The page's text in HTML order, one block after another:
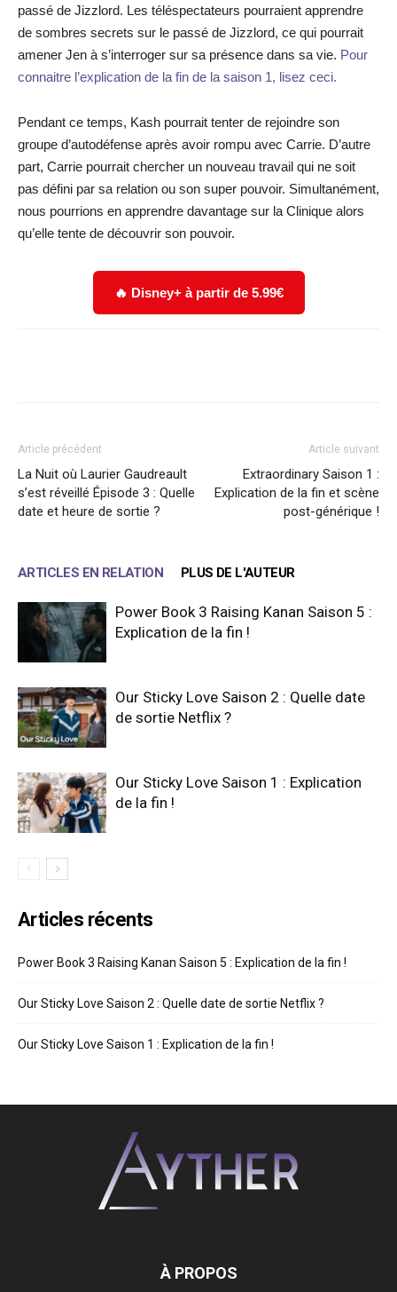
passé de Jizzlord. Les téléspectateurs pourraient apprendre
de sombres secrets sur le passé de Jizzlord, ce qui pourrait
amener Jen à s’interroger sur sa présence dans sa vie. Pour
connaitre l’explication de la fin de la saison 1, lisez ceci.
Pendant ce temps, Kash pourrait tenter de rejoindre son
groupe d’autodéfense après avoir rompu avec Carrie. D’autre
part, Carrie pourrait chercher un nouveau travail qui ne soit
pas défini par sa relation ou son super pouvoir. Simultanément,
nous pourrions en apprendre davantage sur la Clinique alors
qu’elle tente de découvrir son pouvoir.
🔥 Disney+ à partir de 5.99€
Article précédent
La Nuit où Laurier Gaudreault
s’est réveillé Épisode 3 : Quelle
date et heure de sortie ?
Article suivant
Extraordinary Saison 1 :
Explication de la fin et scène
post-générique !
ARTICLES EN RELATION PLUS DE L'AUTEUR
Power Book 3 Raising Kanan Saison 5 :
Explication de la fin !
Our Sticky Love Saison 2 : Quelle date
de sortie Netflix ?
Our Sticky Love Saison 1 : Explication
de la fin !
Articles récents
Power Book 3 Raising Kanan Saison 5 : Explication de la fin !
Our Sticky Love Saison 2 : Quelle date de sortie Netflix ?
Our Sticky Love Saison 1 : Explication de la fin !
À PROPOS